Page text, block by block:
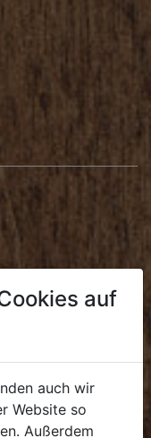
auf
auch wir
Website so
Außerdem